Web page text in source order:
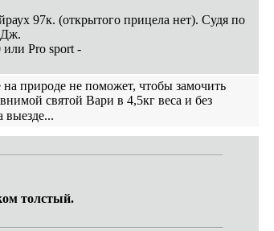
97к. (открытого прицела нет). Судя по
Дж.
Pro sport -
природе не поможет, чтобы замочить
святой Вари в 4,5кг веса и без
выезде...
толстый.